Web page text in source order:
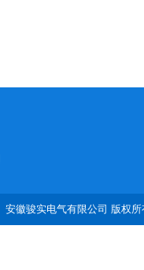
安徽骏实电气有限公司 版权